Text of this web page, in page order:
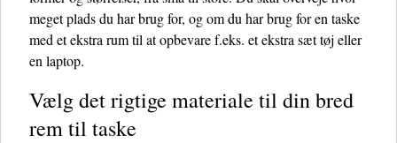
meget plads du har brug for, og om du har brug for en taske
med et ekstra rum til at opbevare f.eks. et ekstra sæt tøj eller
en laptop.
Vælg det rigtige materiale til din bred
rem til taske